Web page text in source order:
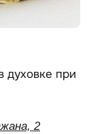
духовке при
2